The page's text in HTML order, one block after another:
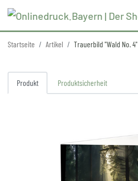
Startseite Artikel Trauerbild "Wald No. 4"
Produkt Produktsicherheit